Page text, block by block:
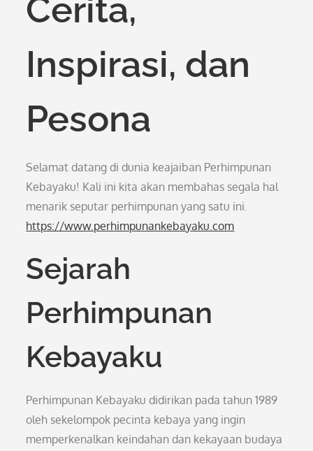
Cerita,
Inspirasi, dan
Pesona
Selamat datang di dunia keajaiban Perhimpunan
Kebayaku! Kali ini kita akan membahas segala hal
menarik seputar perhimpunan yang satu ini.
https://www.perhimpunankebayaku.com
Sejarah
Perhimpunan
Kebayaku
Perhimpunan Kebayaku didirikan pada tahun 1989
oleh sekelompok pecinta kebaya yang ingin
memperkenalkan keindahan dan kekayaan budaya